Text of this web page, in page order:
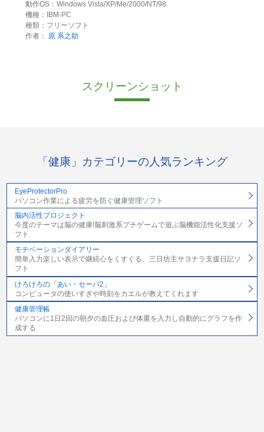
動作OS：Windows Vista/XP/Me/2000/NT/98
機種：IBM-PC
種類：フリーソフト
作者：
原 系之助
スクリーンショット
「健康」カテゴリーの人気ランキング
EyeProtectorPro
パソコン作業による疲労を防ぐ健康管理ソフト
脳内活性プロジェクト
今度のテーマは脳の健康!脳刺激系プチゲームで遊ぶ脳機能活性化支援ソ
フト
モチベーションダイアリー
簡単入力楽しい表示で継続心をくすぐる、三日坊主サヨナラ支援日記ソ
フト
けろけろの「あい・セーバ2」
コンピュータの使いすぎや時刻をカエルが教えてくれます
健康管理帳
パソコンに1日2回の朝夕の血圧および体重を入力し自動的にグラフを作
成する